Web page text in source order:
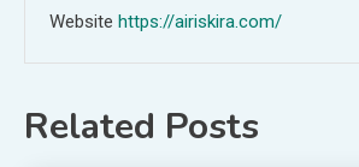
Website https://airiskira.com/
Related Posts